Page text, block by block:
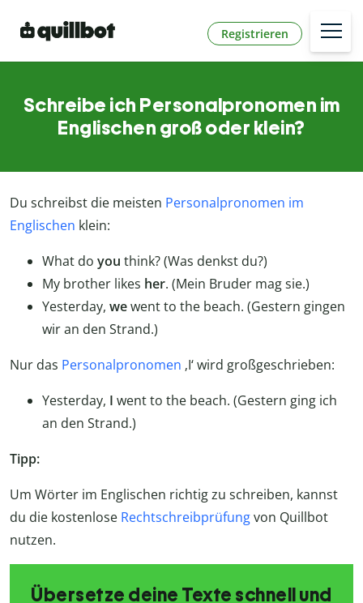
Registrieren
Schreibe ich Personalpronomen im
Englischen groß oder klein?
Du schreibst die meisten Personalpronomen im
Englischen klein:
What do you think? (Was denkst du?)
My brother likes her. (Mein Bruder mag sie.)
Yesterday, wewent to the beach. (Gestern gingen
wir an den Strand.)
Nur das Personalpronomen ‚I‘ wird großgeschrieben:
Yesterday, I went to the beach. (Gestern ging ich
an den Strand.)
Tipp:
Um Wörter im Englischen richtig zu schreiben, kannst
du die kostenlose Rechtschreibprüfungvon Quillbot
nutzen.
Übersetze deine Texte schnell und